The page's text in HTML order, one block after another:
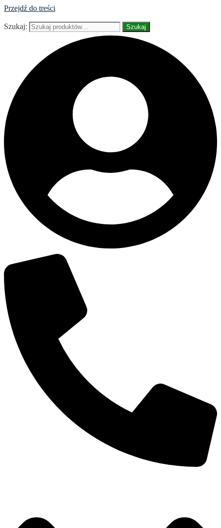
Przejdź do treści
Szukaj: Szukaj